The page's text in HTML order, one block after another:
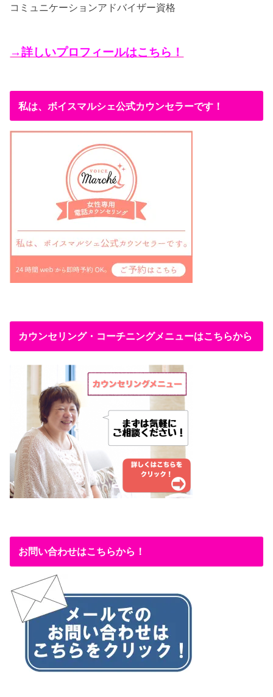
コミュニケーションアドバイザー資格
→詳しいプロフィールはこちら！
私は、ボイスマルシェ公式カウンセラーです！
カウンセリング・コーチニングメニューはこちらから
お問い合わせはこちらから！